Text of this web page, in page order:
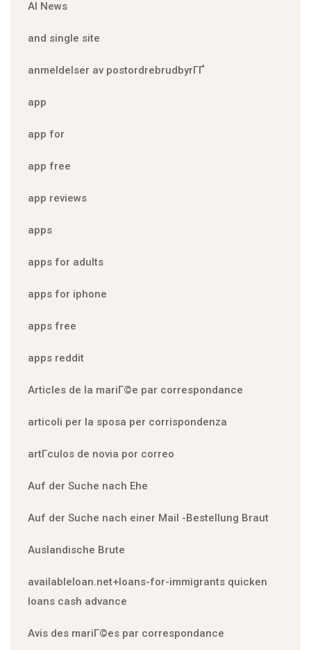
AI News
and single site
anmeldelser av postordrebrudbyrГҐ
app
app for
app free
app reviews
apps
apps for adults
apps for iphone
apps free
apps reddit
Articles de la mariГ©e par correspondance
articoli per la sposa per corrispondenza
artГ­culos de novia por correo
Auf der Suche nach Ehe
Auf der Suche nach einer Mail -Bestellung Braut
Auslandische Brute
availableloan.net+loans-for-immigrants quicken
loans cash advance
Avis des mariГ©es par correspondance